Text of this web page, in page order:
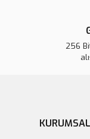
256
KURUMSAL